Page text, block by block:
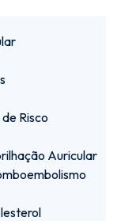
Risco
Auricular
obter mais